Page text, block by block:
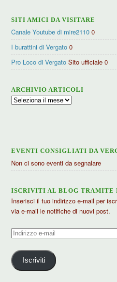
SITI AMICI DA VISITARE
Canale Youtube di mire2110 0
I burattini di Vergato 0
Pro Loco di Vergato Sito ufficiale 0
ARCHIVIO ARTICOLI
Archivio
EVENTI CONSIGLIATI DA
Non ci sono eventi da segnalare
ISCRIVITI AL BLOG TRAMITE
Inserisci il tuo indirizzo e-mail per
via e-mail le notifiche di nuovi post.
Indirizzo
mail
Iscriviti